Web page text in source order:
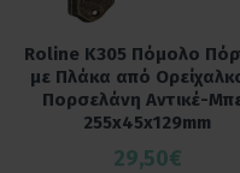
Roline Κ305 Πόμολο
με Πλάκα από
Πορσελάνη Αντικέ-
255x45x129mm
29,50€